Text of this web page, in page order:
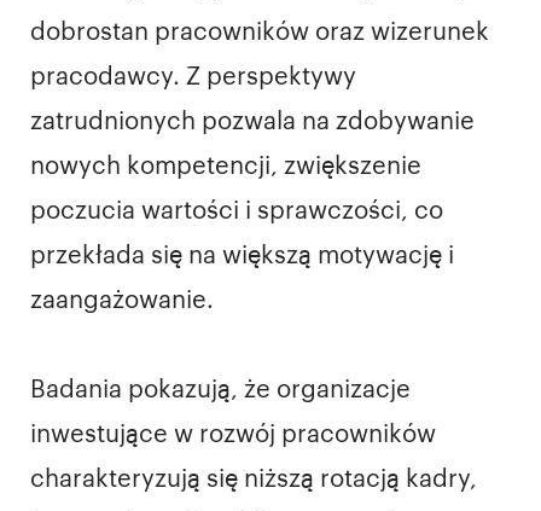
dobrostan pracowników oraz wizerunek
pracodawcy. Z perspektywy
zatrudnionych pozwala na zdobywanie
nowych kompetencji, zwiększenie
poczucia wartości i sprawczości, co
przekłada się na większą motywację i
zaangażowanie.
Badania pokazują, że organizacje
inwestujące w rozwój pracowników
charakteryzują się niższą rotacją kadry,